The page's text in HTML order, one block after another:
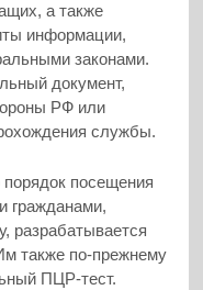
а также
информации,
законами.
документ,
РФ или
службы.
порядок посещения
гражданами,
разрабатывается
также по-прежнему
ПЦР-тест.